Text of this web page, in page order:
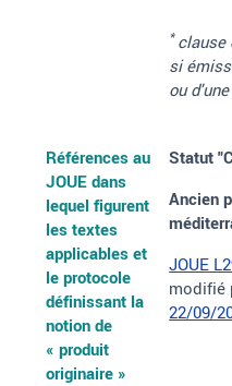
* clause
si
ou
Références au
JOUE dans
lequel figurent
les textes
applicables et
le protocole
définissant la
notion de
« produit
originaire »
Statut
Ancien
JOUE
modifié
22/09/